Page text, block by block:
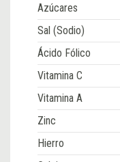
Azúcares
Sal (Sodio)
Ácido Fólico
Vitamina C
Vitamina A
Zinc
Hierro